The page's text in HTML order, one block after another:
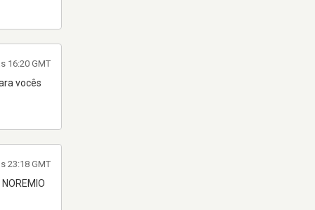
vocês
16:20 GMT
23:18 GMT